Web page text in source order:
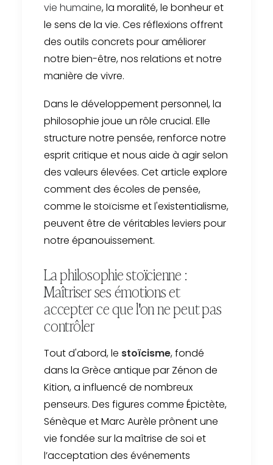
vie humaine, la moralité, le bonheur et
le sens de la vie. Ces réflexions offrent
des outils concrets pour améliorer
notre bien-être, nos relations et notre
manière de vivre.
Dans le développement personnel, la
philosophie joue un rôle crucial. Elle
structure notre pensée, renforce notre
esprit critique et nous aide à agir selon
des valeurs élevées. Cet article explore
comment des écoles de pensée,
comme le stoïcisme et l'existentialisme,
peuvent être de véritables leviers pour
notre épanouissement.
La philosophie stoïcienne :
Maîtriser ses émotions et
accepter ce que l'on ne peut pas
contrôler
Tout d'abord, le stoïcisme, fondé
dans la Grèce antique par Zénon de
Kition, a influencé de nombreux
penseurs. Des figures comme Épictète,
Sénèque et Marc Aurèle prônent une
vie fondée sur la maîtrise de soi et
l’acceptation des événements